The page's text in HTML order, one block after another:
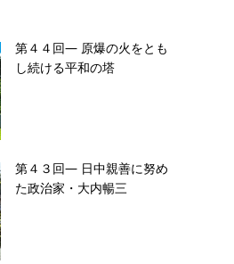
第４４回― 原爆の火をとも
し続ける平和の塔
第４３回― 日中親善に努め
た政治家・大内暢三